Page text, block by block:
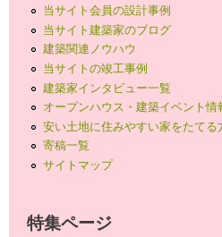
当サイト会員の設計事例
当サイト建築家のブログ
建築関連ノウハウ
当サイトの竣工事例
建築家インタビュー一覧
オープンハウス・建築イベント情
安い土地に住みやすい家をたてる
寄稿一覧
サイトマップ
特集ページ